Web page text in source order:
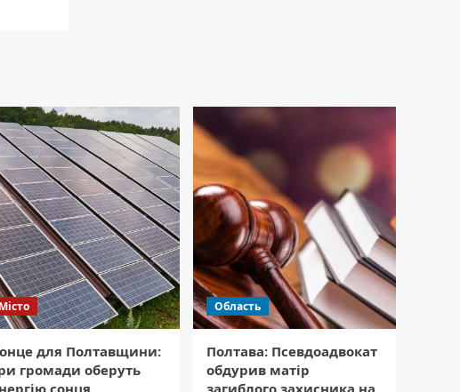
Місто
для Полтавщини:
громади оберуть
Область
Полтава: Псевдоадвокат
обдурив матір